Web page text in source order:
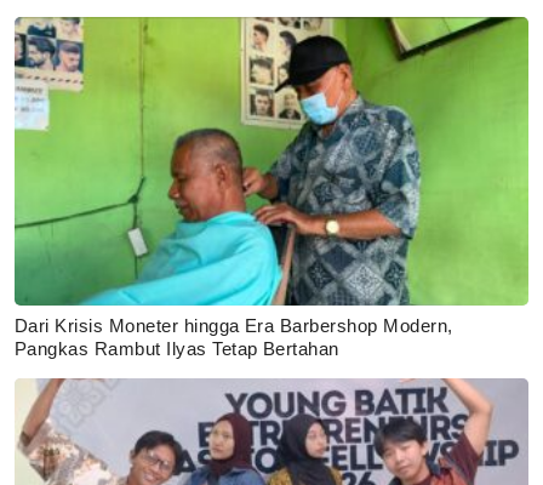
Dari Krisis Moneter hingga Era Barbershop Modern,
Pangkas Rambut Ilyas Tetap Bertahan